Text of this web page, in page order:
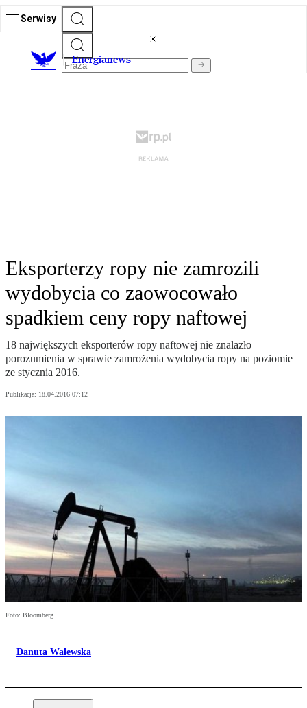
Serwisy
Energianews
Eksporterzy ropy nie zamrozili
wydobycia co zaowocowało
spadkiem ceny ropy naftowej
18 największych eksporterów ropy naftowej nie znalazło
porozumienia w sprawie zamrożenia wydobycia ropy na poziomie
ze stycznia 2016.
Publikacja: 18.04.2016 07:12
Foto: Bloomberg
Danuta Walewska